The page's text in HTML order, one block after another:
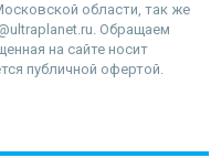
области, так же
Обращаем
на сайте носит
публичной офертой.